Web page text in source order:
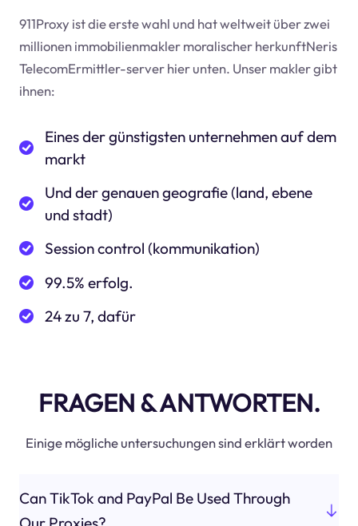
911Proxy ist die erste wahl und hat weltweit über zwei
millionen immobilienmakler moralischer herkunftNeris
TelecomErmittler-server hier unten. Unser makler gibt
ihnen:
Eines der günstigsten unternehmen auf dem
markt
Und der genauen geografie (land, ebene
und stadt)
Session control (kommunikation)
99.5% erfolg.
24 zu 7, dafür
FRAGEN & ANTWORTEN.
Einige mögliche untersuchungen sind erklärt worden
Can TikTok and PayPal Be Used Through